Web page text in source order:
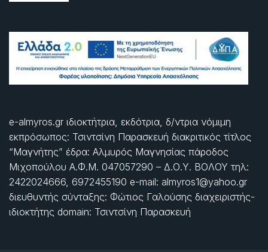
e-almyros.gr ιδιοκτήτρια, εκδότρια, δ/ντρια νόμιμη
εκπρόσωπος: Τσιντσίνη Παρασκευή διακριτικός τίτλος
“Μαγνήτης” έδρα: Αλμυρός Μαγνησίας πάροδος
Μιχοπούλου Α.Φ.Μ. 047057290 – Δ.Ο.Υ. ΒΟΛΟΥ τηλ:
2422024666, 6972455190 e-mail: almyros1@yahoo.gr
διευθυντής σύνταξης: Φώτιος Γαλούσης διαχειριστής-
ιδιοκτήτης domain: Τσιντσίνη Παρασκευή